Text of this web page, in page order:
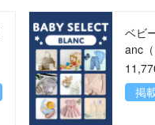
ベビ
anc
ス
掲